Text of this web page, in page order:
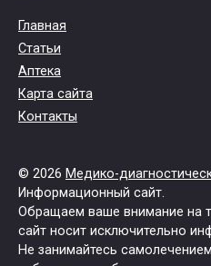
Главная
Статьи
Аптека
Карта сайта
Контакты
© 2026 Медико-
Информационный сайт.
Обращаем ваше внимание на
сайт носит исключительно
Не занимайтесь